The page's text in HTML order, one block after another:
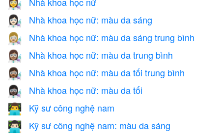
👩‍🔬
👩🏻‍🔬 Nhà khoa học nữ: màu da sáng
👩🏼‍🔬 Nhà khoa học nữ: màu da sáng trung bình
👩🏽‍🔬 Nhà khoa học nữ: màu da trung bình
👩🏾‍🔬 Nhà khoa học nữ: màu da tối trung bình
👩🏿‍🔬 Nhà khoa học nữ: màu da tối
👨‍💻 Kỹ sư công nghệ nam
👨🏻‍💻 Kỹ sư công nghệ nam: màu da sáng